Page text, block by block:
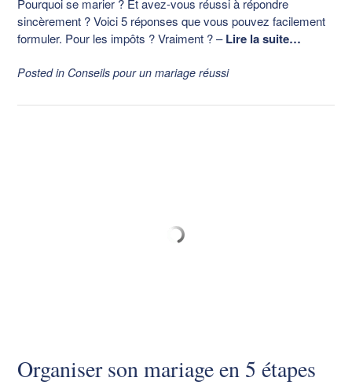
Pourquoi se marier ? Et avez-vous réussi à répondre
sincèrement ? Voici 5 réponses que vous pouvez facilement
formuler. Pour les impôts ? Vraiment ?–Lire la suite…
Posted in Conseils pour un mariage réussi
Organiser son mariage en 5 étapes